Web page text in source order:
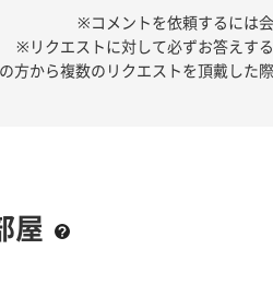
※コメントを依頼するには会
※リクエストに対して必ずお答えす
方から複数のリクエストを頂戴した
屋